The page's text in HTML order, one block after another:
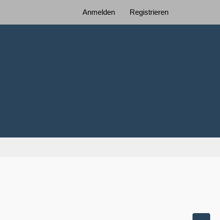
Anmelden Registrieren